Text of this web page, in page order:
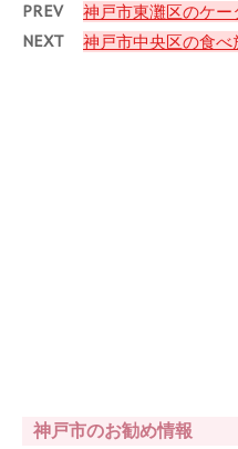
PREV 神戸市東灘区のケ
NEXT 神戸市中央区の食べ
神戸市のお勧め情報